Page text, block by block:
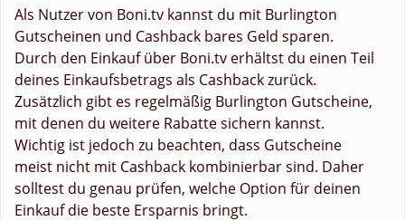
Als Nutzer von Boni.tv kannst du mit Burlington
Gutscheinen und Cashback bares Geld sparen.
Durch den Einkauf über Boni.tv erhältst du einen Teil
deines Einkaufsbetrags als Cashback zurück.
Zusätzlich gibt es regelmäßig Burlington Gutscheine,
mit denen du weitere Rabatte sichern kannst.
Wichtig ist jedoch zu beachten, dass Gutscheine
meist nicht mit Cashback kombinierbar sind. Daher
solltest du genau prüfen, welche Option für deinen
Einkauf die beste Ersparnis bringt.